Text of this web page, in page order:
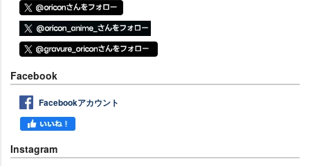
Facebook
Facebookアカウント
Instagram